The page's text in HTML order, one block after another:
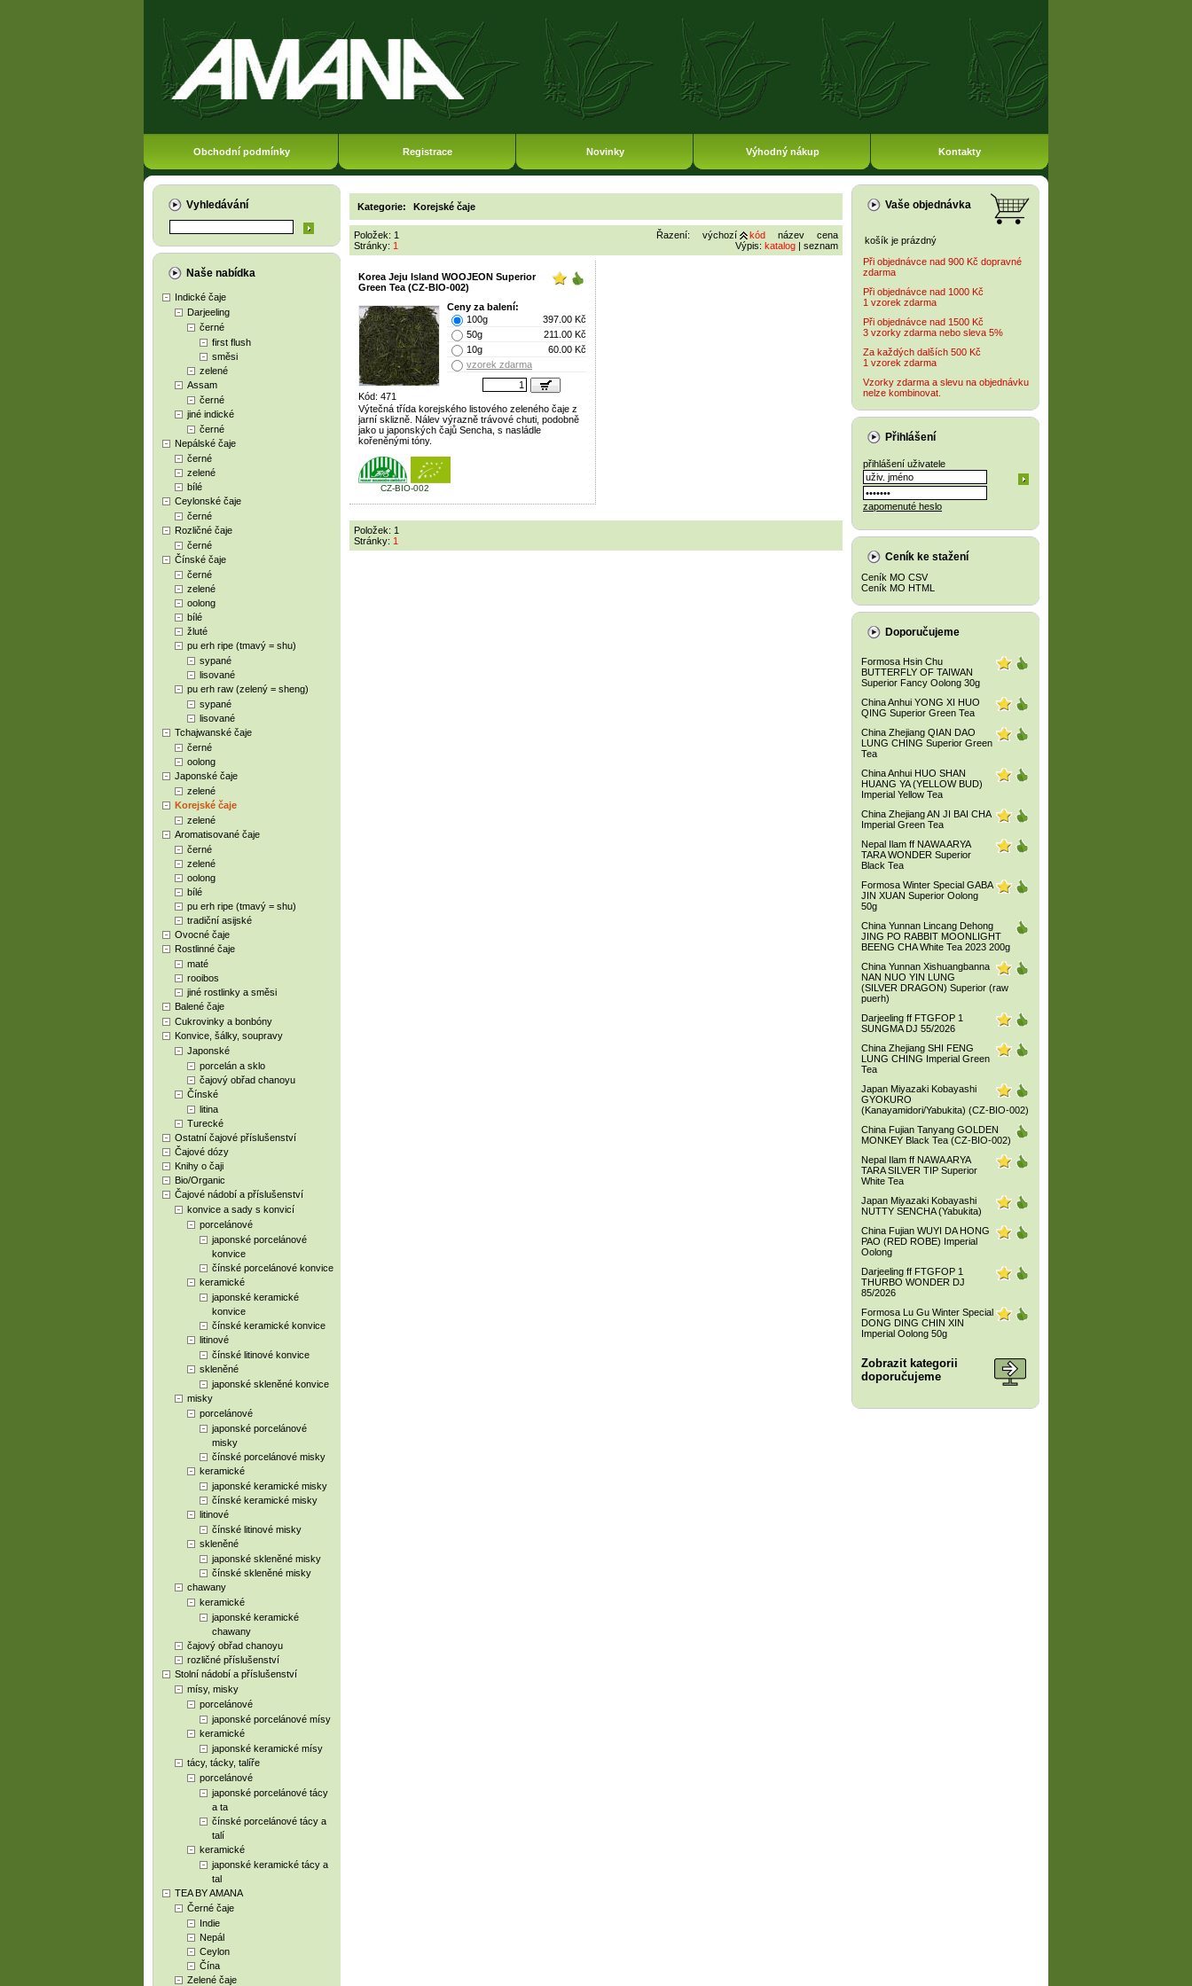
Obchodní podmínky Registrace Novinky Výhodný nákup Kontakty
Vyhledávání
Naše nabídka
Indické čaje
Darjeeling
černé
first flush
směsi
zelené
Assam
černé
jiné indické
černé
Nepálské čaje
černé
zelené
bílé
Ceylonské čaje
černé
Rozličné čaje
černé
Čínské čaje
černé
zelené
oolong
bílé
žluté
pu erh ripe (tmavý = shu)
sypané
lisované
pu erh raw (zelený = sheng)
sypané
lisované
Tchajwanské čaje
černé
oolong
Japonské čaje
zelené
Korejské čaje
zelené
Aromatisované čaje
černé
zelené
oolong
bílé
pu erh ripe (tmavý = shu)
tradiční asijské
Ovocné čaje
Rostlinné čaje
maté
rooibos
jiné rostlinky a směsi
Balené čaje
Cukrovinky a bonbóny
Konvice, šálky, soupravy
Japonské
porcelán a sklo
čajový obřad chanoyu
Čínské
litina
Turecké
Ostatní čajové příslušenství
Čajové dózy
Knihy o čaji
Bio/Organic
Čajové nádobí a příslušenství
konvice a sady s konvicí
porcelánové
japonské porcelánové
konvice
čínské porcelánové konvice
keramické
japonské keramické
konvice
čínské keramické konvice
litinové
čínské litinové konvice
skleněné
japonské skleněné konvice
misky
porcelánové
japonské porcelánové
misky
čínské porcelánové misky
keramické
japonské keramické misky
čínské keramické misky
litinové
čínské litinové misky
skleněné
japonské skleněné misky
čínské skleněné misky
chawany
keramické
japonské keramické
chawany
čajový obřad chanoyu
rozličné příslušenství
Stolní nádobí a příslušenství
mísy, misky
porcelánové
japonské porcelánové mísy
keramické
japonské keramické mísy
tácy, tácky, talíře
porcelánové
japonské porcelánové tácy
a ta
čínské porcelánové tácy a
talí
keramické
japonské keramické tácy a
tal
TEA BY AMANA
Černé čaje
Indie
Nepál
Ceylon
Čína
Zelené čaje
Kategorie: Korejské čaje
Řazení: výchozí kód název
cena
Výpis: katalog | seznam
Položek: 1
Stránky: 1
Korea Jeju Island WOOJEON Superior
Green Tea (CZ-BIO-002)
Kód: 471
Ceny za balení:
100g
397.00 Kč
50g
211.00 Kč
10g
60.00 Kč
vzorek zdarma
Výtečná třída korejského listového zeleného čaje z
jarní sklizně. Nálev výrazně trávové chuti, podobně
jako u japonských čajů Sencha, s nasládle
kořeněnými tóny.
CZ-BIO-002
Položek: 1
Stránky: 1
Vaše objednávka
košík je prázdný
Při objednávce nad 900 Kč dopravné
zdarma
Při objednávce nad 1000 Kč
1 vzorek zdarma
Při objednávce nad 1500 Kč
3 vzorky zdarma nebo sleva 5%
Za každých dalších 500 Kč
1 vzorek zdarma
Vzorky zdarma a slevu na objednávku
nelze kombinovat.
Přihlášení
přihlášení uživatele
zapomenuté heslo
Ceník ke stažení
Ceník MO CSV
Ceník MO HTML
Doporučujeme
Formosa Hsin Chu
BUTTERFLY OF TAIWAN
Superior Fancy Oolong 30g
China Anhui YONG XI HUO
QING Superior Green Tea
China Zhejiang QIAN DAO
LUNG CHING Superior Green
Tea
China Anhui HUO SHAN
HUANG YA (YELLOW BUD)
Imperial Yellow Tea
China Zhejiang AN JI BAI CHA
Imperial Green Tea
Nepal Ilam ff NAWA ARYA
TARA WONDER Superior
Black Tea
Formosa Winter Special GABA
JIN XUAN Superior Oolong
50g
China Yunnan Lincang Dehong
JING PO RABBIT MOONLIGHT
BEENG CHA White Tea 2023 200g
China Yunnan Xishuangbanna
NAN NUO YIN LUNG
(SILVER DRAGON) Superior (raw
puerh)
Darjeeling ff FTGFOP 1
SUNGMA DJ 55/2026
China Zhejiang SHI FENG
LUNG CHING Imperial Green
Tea
Japan Miyazaki Kobayashi
GYOKURO
(Kanayamidori/Yabukita) (CZ-BIO-002)
China Fujian Tanyang GOLDEN
MONKEY Black Tea (CZ-BIO-002)
Nepal Ilam ff NAWA ARYA
TARA SILVER TIP Superior
White Tea
Japan Miyazaki Kobayashi
NUTTY SENCHA (Yabukita)
China Fujian WUYI DA HONG
PAO (RED ROBE) Imperial
Oolong
Darjeeling ff FTGFOP 1
THURBO WONDER DJ
85/2026
Formosa Lu Gu Winter Special
DONG DING CHIN XIN
Imperial Oolong 50g
Zobrazit kategorii
doporučujeme